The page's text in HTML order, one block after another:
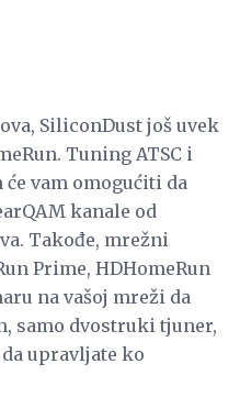
SiliconDust još uvek
Tuning ATSC i
će vam omogućiti da
kanale od
Takođe, mrežni
Prime, HDHomeRun
na vašoj mreži da
samo dvostruki tjuner,
upravljate ko